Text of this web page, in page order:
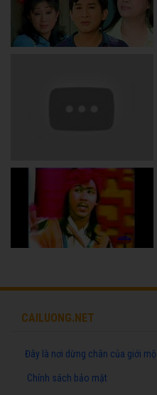
CAILUONG.NET
Đây là nơi dừng chân của giới
Chính sách bảo mật